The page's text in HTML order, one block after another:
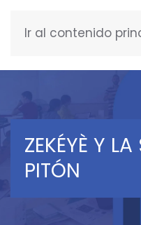
Ir al contenido
ZEKÉYÈ Y LA
PITÓN